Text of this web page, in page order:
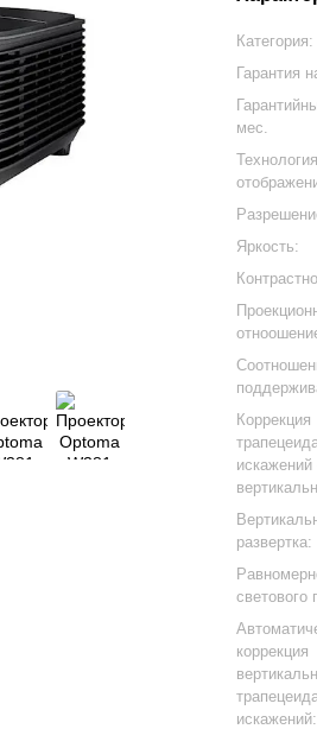
Категория:
Гарантия
мес.
Технология
Яркость:
Коррекция
искажений
развертка:
светового
коррекция
искажений: